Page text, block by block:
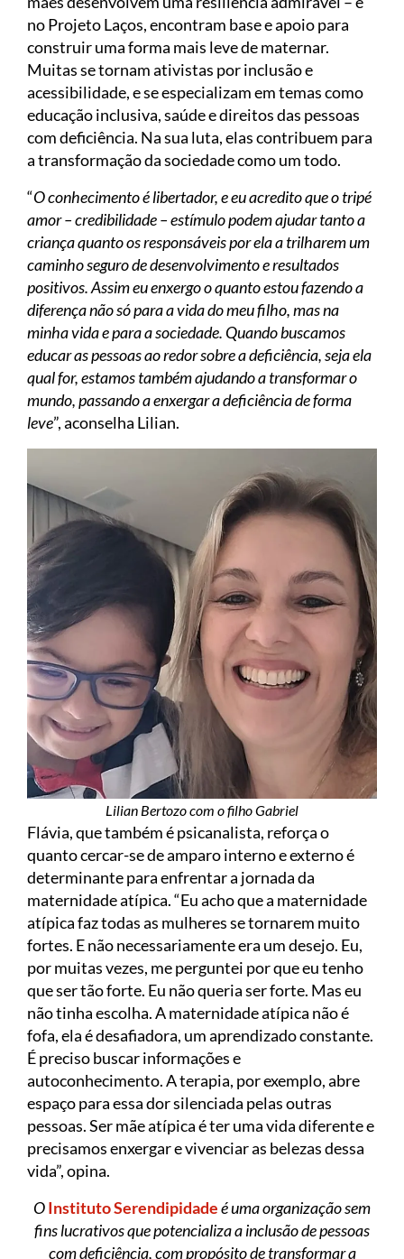
no Projeto Laços, encontram base e apoio para
construir uma forma mais leve de maternar.
Muitas se tornam ativistas por inclusão e
acessibilidade, e se especializam em temas como
educação inclusiva, saúde e direitos das pessoas
com deficiência. Na sua luta, elas contribuem para
a transformação da sociedade como um todo.
“O conhecimento é libertador, e eu acredito que o tripé
amor – credibilidade – estímulo podem ajudar tanto a
criança quanto os responsáveis por ela a trilharem um
caminho seguro de desenvolvimento e resultados
positivos. Assim eu enxergo o quanto estou fazendo a
diferença não só para a vida do meu filho, mas na
minha vida e para a sociedade. Quando buscamos
educar as pessoas ao redor sobre a deficiência, seja ela
qual for, estamos também ajudando a transformar o
mundo, passando a enxergar a deficiência de forma
leve”, aconselha Lilian.
Lilian Bertozo com o filho Gabriel
Flávia, que também é psicanalista, reforça o
quanto cercar-se de amparo interno e externo é
determinante para enfrentar a jornada da
maternidade atípica. “Eu acho que a maternidade
atípica faz todas as mulheres se tornarem muito
fortes. E não necessariamente era um desejo. Eu,
por muitas vezes, me perguntei por que eu tenho
que ser tão forte. Eu não queria ser forte. Mas eu
não tinha escolha. A maternidade atípica não é
fofa, ela é desafiadora, um aprendizado constante.
É preciso buscar informações e
autoconhecimento. A terapia, por exemplo, abre
espaço para essa dor silenciada pelas outras
pessoas. Ser mãe atípica é ter uma vida diferente e
precisamos enxergar e vivenciar as belezas dessa
vida”, opina.
OInstituto Serendipidadeé uma organização sem
fins lucrativos que potencializa a inclusão de pessoas
com deficiência, com propósito de transformar a